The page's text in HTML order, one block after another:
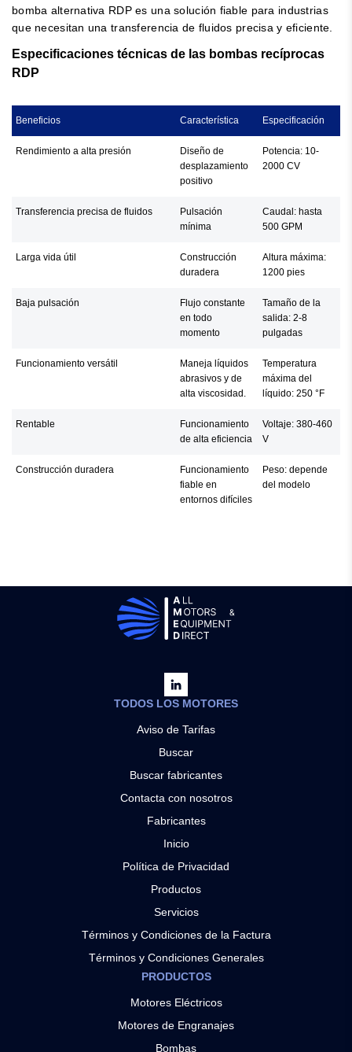
bomba alternativa RDP es una solución fiable para industrias
que necesitan una transferencia de fluidos precisa y eficiente.
Especificaciones técnicas de las bombas recíprocas
RDP
Beneficios Característica Especificación
Rendimiento a alta presión
Diseño de
desplazamiento
positivo
Potencia: 10-
2000 CV
Transferencia precisa de fluidos
Pulsación
mínima
Caudal: hasta
500 GPM
Larga vida útil
Construcción
duradera
Altura máxima:
1200 pies
Baja pulsación
Flujo constante
en todo
momento
Tamaño de la
salida: 2-8
pulgadas
Funcionamiento versátil
Maneja líquidos
abrasivos y de
alta viscosidad.
Temperatura
máxima del
líquido: 250 °F
Rentable
Funcionamiento
de alta eficiencia
Voltaje: 380-460
V
Construcción duradera
Funcionamiento
fiable en
entornos difíciles
Peso: depende
del modelo
TODOS LOS MOTORES
Aviso de Tarifas
Buscar
Buscar fabricantes
Contacta con nosotros
Fabricantes
Inicio
Política de Privacidad
Productos
Servicios
Términos y Condiciones de la Factura
Términos y Condiciones Generales
PRODUCTOS
Motores Eléctricos
Motores de Engranajes
Bombas